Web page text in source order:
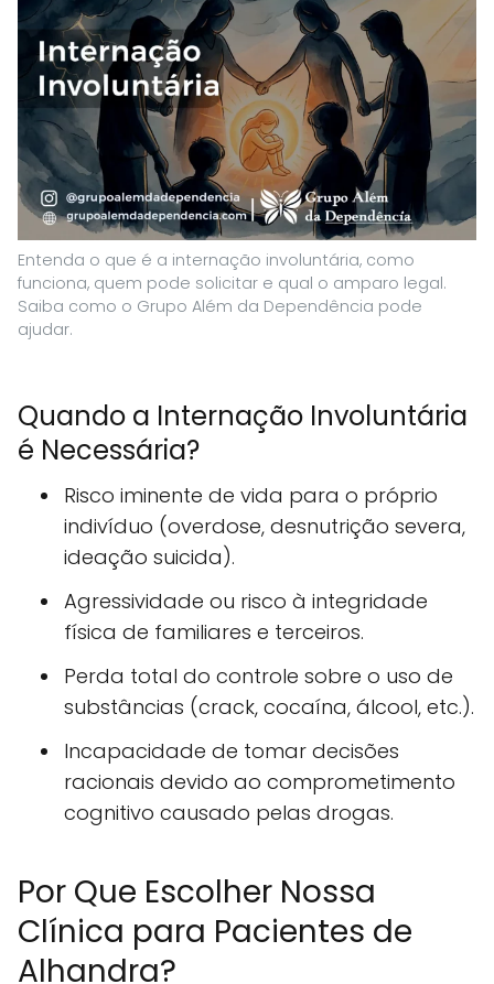
Entenda o que é a internação involuntária, como
funciona, quem pode solicitar e qual o amparo legal.
Saiba como o Grupo Além da Dependência pode
ajudar.
Quando a Internação Involuntária
é Necessária?
Risco iminente de vida para o próprio
indivíduo (overdose, desnutrição severa,
ideação suicida).
Agressividade ou risco à integridade
física de familiares e terceiros.
Perda total do controle sobre o uso de
substâncias (crack, cocaína, álcool, etc.).
Incapacidade de tomar decisões
racionais devido ao comprometimento
cognitivo causado pelas drogas.
Por Que Escolher Nossa
Clínica para Pacientes de
Alhandra?